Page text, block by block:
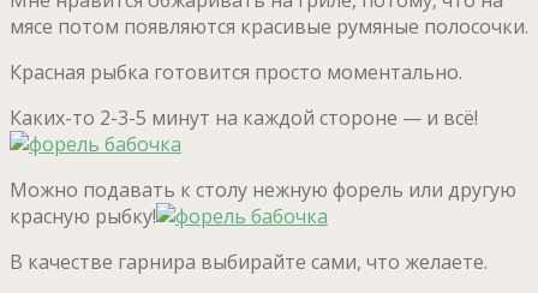
мясе потом появляются красивые румяные полосочки.
Красная рыбка готовится просто моментально.
Каких-то 2-3-5 минут на каждой стороне — и всё!
Можно подавать к столу нежную форель или другую
красную рыбку!
В качестве гарнира выбирайте сами, что желаете.